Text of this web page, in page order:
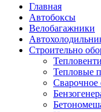
Главная
Автобоксы
Велобагажники
Строительно
Тепловые
Сварочное